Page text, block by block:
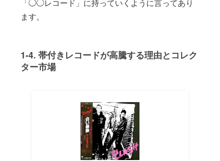
「◯◯レコード」に持っていくように言ってあり
ます。
1-4. 帯付きレコードが高騰する理由とコレク
ター市場